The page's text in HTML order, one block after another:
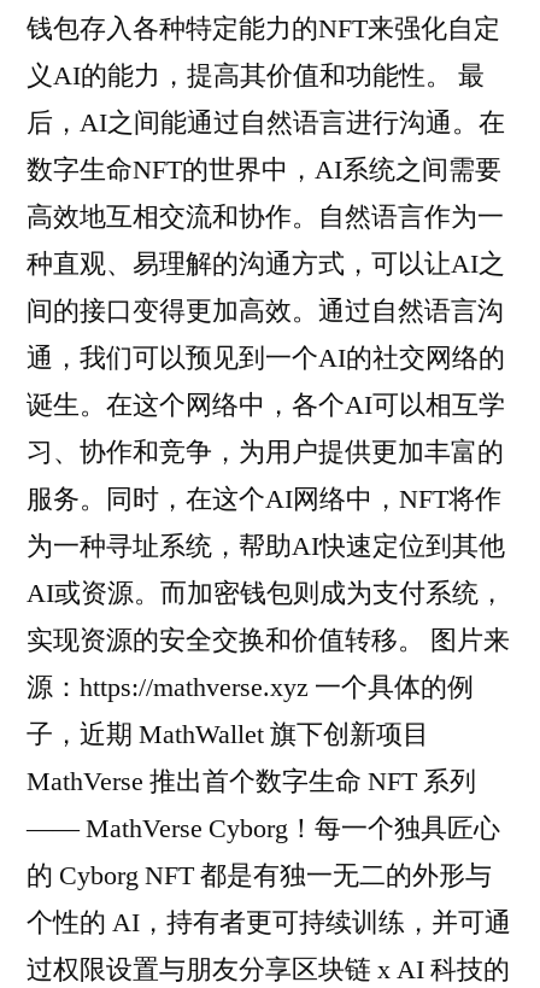
钱包存入各种特定能力的NFT来强化自定
义AI的能力，提高其价值和功能性。 最
后，AI之间能通过自然语言进行沟通。在
数字生命NFT的世界中，AI系统之间需要
高效地互相交流和协作。自然语言作为一
种直观、易理解的沟通方式，可以让AI之
间的接口变得更加高效。通过自然语言沟
通，我们可以预见到一个AI的社交网络的
诞生。在这个网络中，各个AI可以相互学
习、协作和竞争，为用户提供更加丰富的
服务。同时，在这个AI网络中，NFT将作
为一种寻址系统，帮助AI快速定位到其他
AI或资源。而加密钱包则成为支付系统，
实现资源的安全交换和价值转移。 图片来
源：https://mathverse.xyz 一个具体的例
子，近期 MathWallet 旗下创新项目
MathVerse 推出首个数字生命 NFT 系列
—— MathVerse Cyborg！每一个独具匠心
的 Cyborg NFT 都是有独一无二的外形与
个性的 AI，持有者更可持续训练，并可通
过权限设置与朋友分享区块链 x AI 科技的